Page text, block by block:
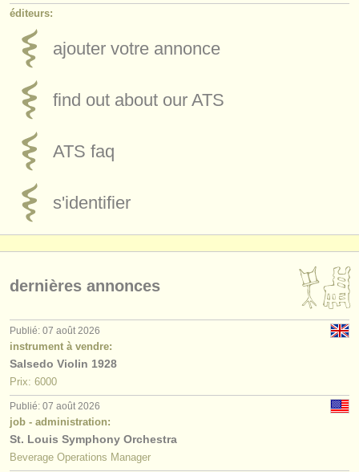
éditeurs:
ajouter votre annonce
find out about our ATS
ATS faq
s'identifier
dernières annonces
Publié: 07 août 2026
instrument à vendre:
Salsedo Violin 1928
Prix: 6000
Publié: 07 août 2026
job - administration:
St. Louis Symphony Orchestra
Beverage Operations Manager